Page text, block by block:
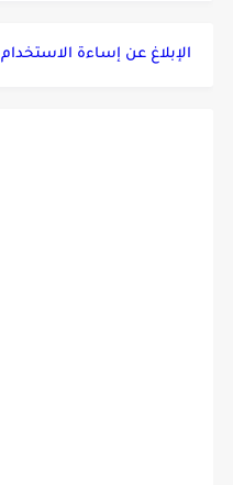
الإبلاغ عن إساءة الاستخدام